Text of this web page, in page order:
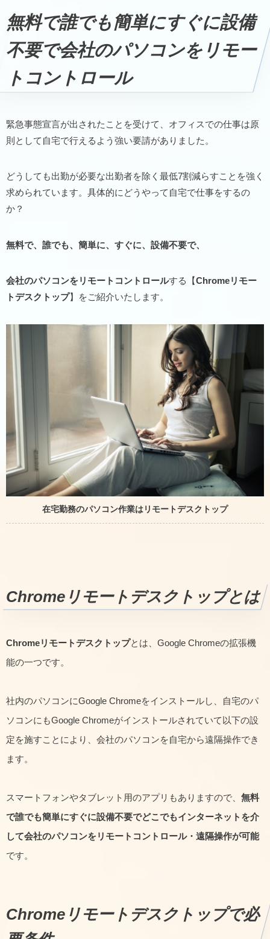
無料で誰でも簡単にすぐに設備
不要で会社のパソコンをリモー
トコントロール
緊急事態宣言が出されたことを受けて、オフィスでの仕事は原
則として自宅で行えるよう強い要請がありました。
どうしても出勤が必要な出勤者を除く最低7割減らすことを強く
求められています。具体的にどうやって自宅で仕事をするの
か？
無料で、誰でも、簡単に、すぐに、設備不要で、
会社のパソコンをリモートコントロールする【Chromeリモー
トデスクトップ】をご紹介いたします。
在宅勤務のパソコン作業はリモートデスクトップ
Chromeリモートデスクトップとは
Chromeリモートデスクトップとは、Google Chromeの拡張機
能の一つです。
社内のパソコンにGoogle Chromeをインストールし、自宅のパ
ソコンにもGoogle Chromeがインストールされていて以下の設
定を施すことにより、会社のパソコンを自宅から遠隔操作でき
ます。
スマートフォンやタブレット用のアプリもありますので、 無料
で誰でも簡単にすぐに設備不要でどこでもインターネットを介
して会社のパソコンをリモートコントロール・遠隔操作が可能
です。
Chromeリモートデスクトップで必